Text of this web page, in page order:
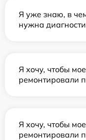
Я уже знаю, в
нужна
Я хочу, чтобы
ремонтировали
Я хочу, чтобы
ремонтировали